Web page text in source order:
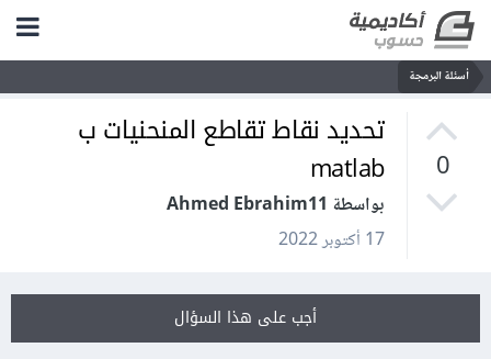
أسئلة البرمجة
0
تحديد نقاط تقاطع المنحنيات ب
matlab
بواسطة Ahmed Ebrahim11
17 أكتوبر 2022
أجب على هذا السؤال